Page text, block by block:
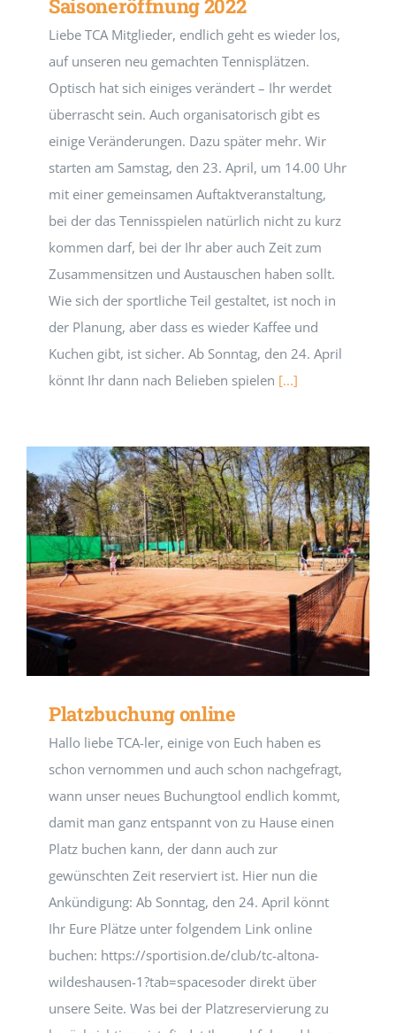
Saisoneröffnung 2022
Liebe TCA Mitglieder, endlich geht es wieder los,
auf unseren neu gemachten Tennisplätzen.
Optisch hat sich einiges verändert – Ihr werdet
überrascht sein. Auch organisatorisch gibt es
einige Veränderungen. Dazu später mehr. Wir
starten am Samstag, den 23. April, um 14.00 Uhr
mit einer gemeinsamen Auftaktveranstaltung,
bei der das Tennisspielen natürlich nicht zu kurz
kommen darf, bei der Ihr aber auch Zeit zum
Zusammensitzen und Austauschen haben sollt.
Wie sich der sportliche Teil gestaltet, ist noch in
der Planung, aber dass es wieder Kaffee und
Kuchen gibt, ist sicher. Ab Sonntag, den 24. April
könnt Ihr dann nach Belieben spielen [...]
Platzbuchung online
Hallo liebe TCA-ler, einige von Euch haben es
schon vernommen und auch schon nachgefragt,
wann unser neues Buchungtool endlich kommt,
damit man ganz entspannt von zu Hause einen
Platz buchen kann, der dann auch zur
gewünschten Zeit reserviert ist. Hier nun die
Ankündigung: Ab Sonntag, den 24. April könnt
Ihr Eure Plätze unter folgendem Link online
buchen: https://sportision.de/club/tc-altona-
wildeshausen-1?tab=spacesoder direkt über
unsere Seite. Was bei der Platzreservierung zu